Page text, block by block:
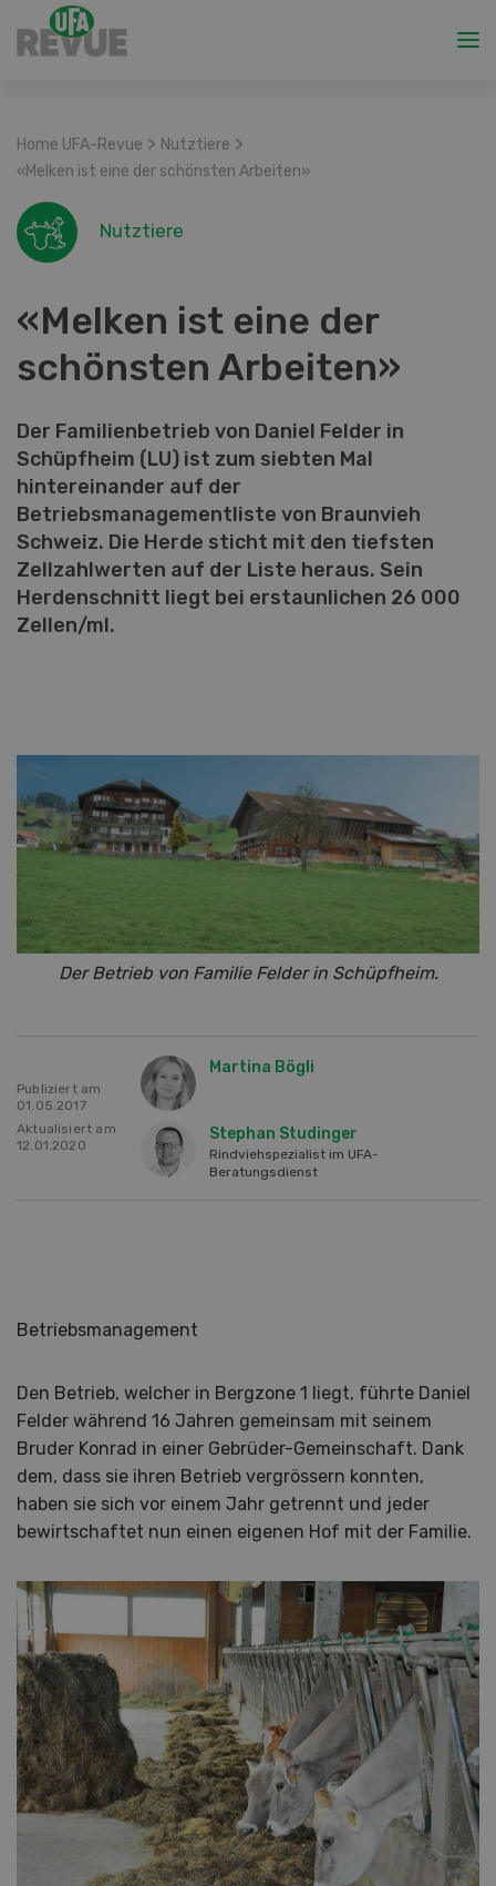
Home UFA-Revue > Nutztiere >
«Melken ist eine der schönsten Arbeiten»
Nutztiere
«Melken ist eine der
schönsten Arbeiten»
Der Familienbetrieb von Daniel Felder in
Schüpfheim (LU) ist zum siebten Mal
hintereinander auf der
Betriebsmanagementliste von Braunvieh
Schweiz. Die Herde sticht mit den tiefsten
Zellzahlwerten auf der Liste heraus. Sein
Herdenschnitt liegt bei erstaunlichen 26 000
Zellen/ml.
Der Betrieb von Familie Felder in Schüpfheim.
Publiziert am
01.05.2017
Aktualisiert am
12.01.2020
Martina Bögli
Stephan Studinger
Rindviehspezialist im UFA-
Beratungsdienst
Betriebsmanagement
Den Betrieb, welcher in Bergzone 1 liegt, führte Daniel
Felder während 16 Jahren gemeinsam mit seinem
Bruder Konrad in einer Gebrüder-Gemeinschaft. Dank
dem, dass sie ihren Betrieb vergrössern konnten,
haben sie sich vor einem Jahr getrennt und jeder
bewirtschaftet nun einen eigenen Hof mit der Familie.